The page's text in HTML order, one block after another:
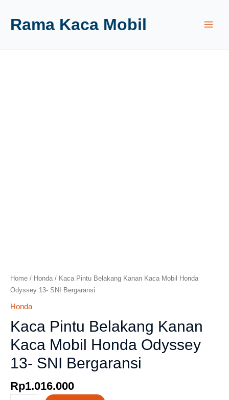
Rama Kaca Mobil
Home / Honda / Kaca Pintu Belakang Kanan Kaca Mobil Honda
Odyssey 13- SNI Bergaransi
Honda
Kaca Pintu Belakang Kanan
Kaca Mobil Honda Odyssey
13- SNI Bergaransi
Rp1.016.000